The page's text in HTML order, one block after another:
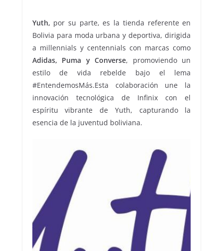
Yuth, por su parte, es la tienda referente en
Bolivia para moda urbana y deportiva, dirigida
a millennials y centennials con marcas como
Adidas, Puma y Converse, promoviendo un
estilo de vida rebelde bajo el lema
#EntendemosMás.Esta colaboración une la
innovación tecnológica de Infinix con el
espíritu vibrante de Yuth, capturando la
esencia de la juventud boliviana.